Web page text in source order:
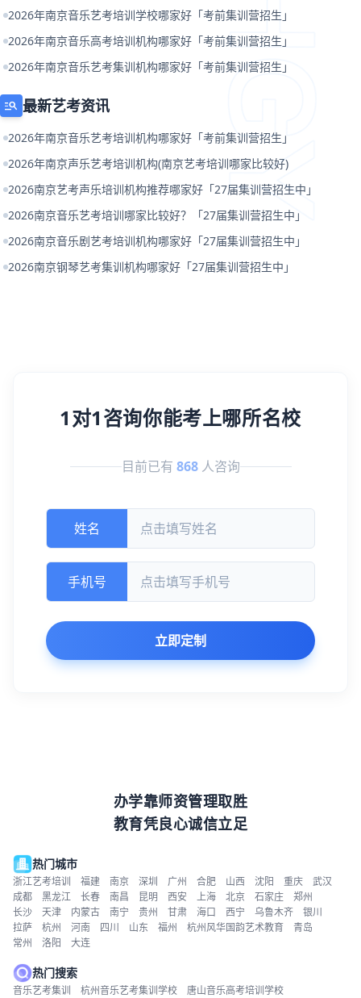
2026年南京音乐艺考培训学校哪家好「考前集训营招生」
2026年南京音乐高考培训机构哪家好「考前集训营招生」
2026年南京音乐艺考集训机构哪家好「考前集训营招生」
manage_search 最新艺考资讯
2026年南京音乐艺考培训机构哪家好「考前集训营招生」
2026年南京声乐艺考培训机构(南京艺考培训哪家比较好)
2026南京艺考声乐培训机构推荐哪家好「27届集训营招生中」
2026南京音乐艺考培训哪家比较好？「27届集训营招生中」
2026南京音乐剧艺考培训机构哪家好「27届集训营招生中」
2026南京钢琴艺考集训机构哪家好「27届集训营招生中」
1对1咨询你能考上哪所名校
目前已有 868 人咨询
姓名
手机号
立即定制
办学靠师资管理取胜
教育凭良心诚信立足
热门城市
浙江艺考培训 福建 南京 深圳 广州 合肥 山西 沈阳 重庆
武汉
成都
黑龙江 长春 南昌 昆明 西安 上海 北京 石家庄
郑州
长沙
天津 内蒙古 南宁 贵州 甘肃 海口 西宁 乌鲁木齐
银川
拉萨
杭州 河南 四川 山东 福州 杭州风华国韵艺术教育
青岛
常州
洛阳 大连
热门搜索
音乐艺考集训 杭州音乐艺考集训学校
唐山音乐高考培训学校